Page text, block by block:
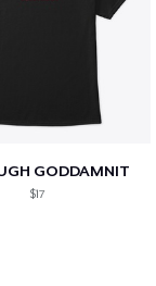
GODDAMNIT
$17